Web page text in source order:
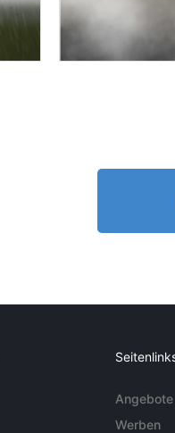
Angebote
Werben